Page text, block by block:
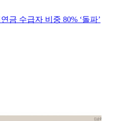
금 수급자 비중 80% ‘돌파’